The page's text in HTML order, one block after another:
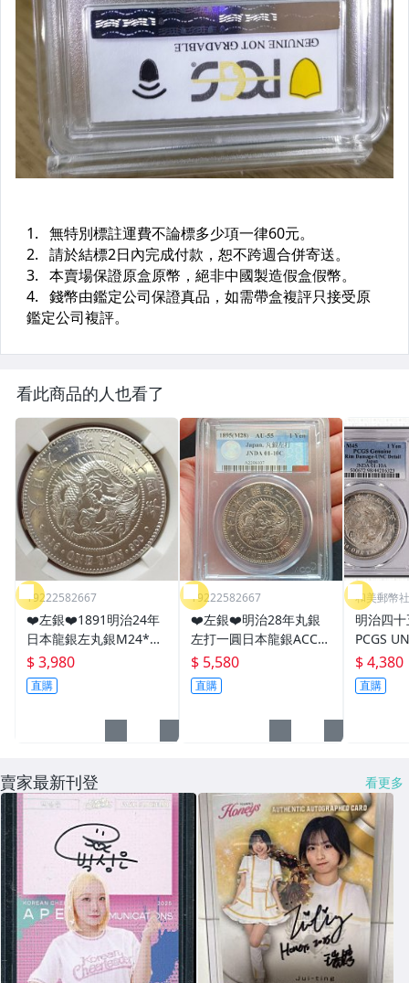
看此商品的人也看了
Y9222582667
❤️左銀❤️1891明治24年
日本龍銀左丸銀M24*此
幣不是鑑定幣*賣場另有
PCGS、NGC鑑定幣
$ 3,980
直購
Y9222582667
❤️左銀❤️明治28年丸銀
左打一圓日本龍銀ACCA
鑑定幣
$ 5,580
直購
和美郵幣社
明治四
PCGS
[認證編
【和美
$ 4,380
直購
賣家最新刊登 看更多